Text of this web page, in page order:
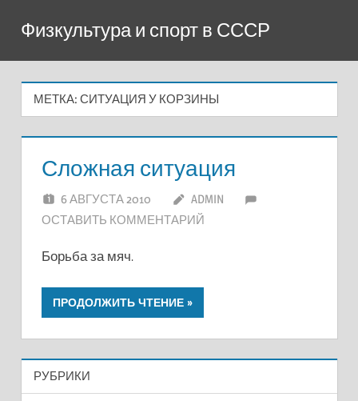
содержимому
Физкультура и спорт в СССР
МЕТКА: СИТУАЦИЯ У КОРЗИНЫ
Сложная ситуация
6 АВГУСТА 2010
ADMIN
ОСТАВИТЬ КОММЕНТАРИЙ
Борьба за мяч.
ПРОДОЛЖИТЬ ЧТЕНИЕ
РУБРИКИ